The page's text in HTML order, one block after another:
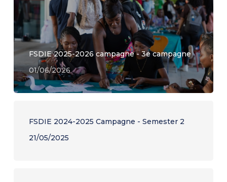
FSDIE 2025-2026 campagne - 3e campagne
01/06/2026
FSDIE 2024-2025 Campagne - Semester 2
21/05/2025